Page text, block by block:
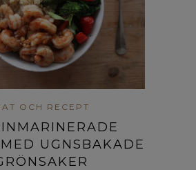
OCH RECEPT
UGNSBAKADE